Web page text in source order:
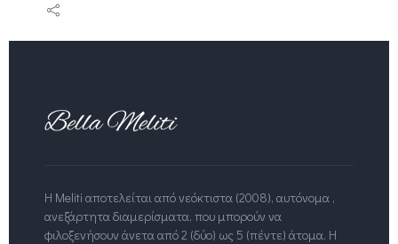
Η Meliti αποτελείται από νεόκτιστα (2008), αυτόνομα ,
ανεξάρτητα διαμερίσματα, που μπορούν να
φιλοξενήσουν άνετα από 2 (δύο) ως 5 (πέντε) άτομα. Η